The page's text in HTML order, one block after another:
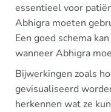
essentieel voor
Abhigra moeten
Een goed schema
wanneer Abhigra
Bijwerkingen zoals
gevisualiseerd
herkennen wat ze